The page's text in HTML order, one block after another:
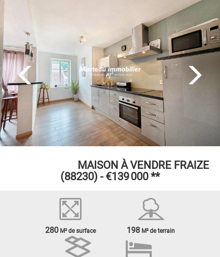
MAISON À VENDRE FRAIZE
(88230) - €139 000 **
280 M² de surface 198 M² de terrain